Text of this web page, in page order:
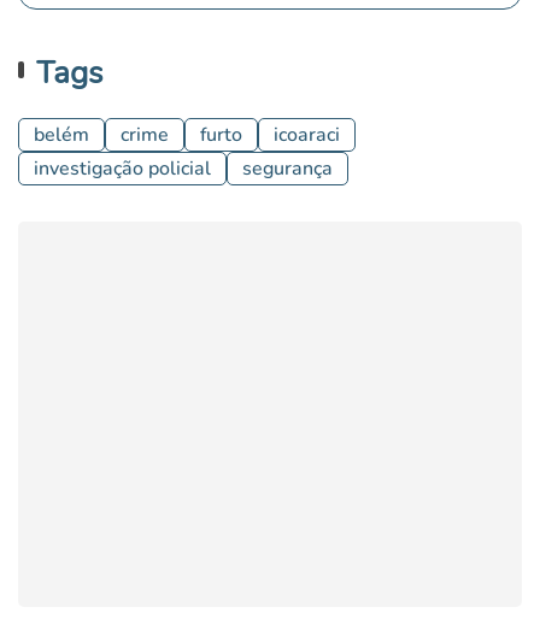
Tags
belém crime furto
icoaraci
investigação policial
segurança